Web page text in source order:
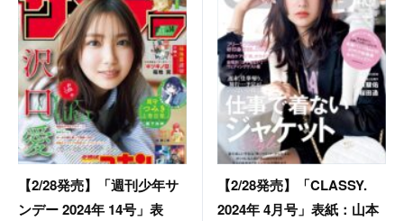
【2/28発売】「週刊少年サ
ンデー 2024年 14号」表
【2/28発売】「CLASSY.
2024年 4月号」表紙：山本